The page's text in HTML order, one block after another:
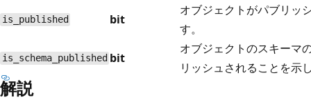
is_published bit
オブジェクトがパブリッ
す。
is_schema_published bit
オブジェクトのスキーマ
リッシュされることを示
解説